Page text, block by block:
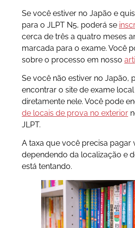
Se você estiver no Japão e
para o JLPT N5, poderá se
cerca de três a quatro meses
marcada para o exame. Você
sobre o processo em nosso
Se você não estiver no Japão,
encontrar o site de exame
diretamente nele. Você pode
de locais de prova no exterior
JLPT.
A taxa que você precisa pagar
dependendo da localização e
está tentando.